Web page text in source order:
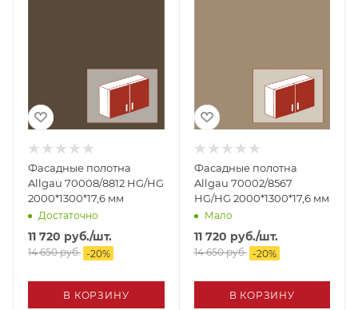
Фасадные полотна
Allgau 70008/8812 HG/HG
2000*1300*17,6 мм
Достаточно
11 720 руб./шт.
14 650руб. -20%
В КОРЗИНУ
Фасадные полотна
Allgau 70002/8567
HG/HG 2000*1300*17,6 мм
Мало
11 720 руб./шт.
14 650руб. -20%
В КОРЗИНУ